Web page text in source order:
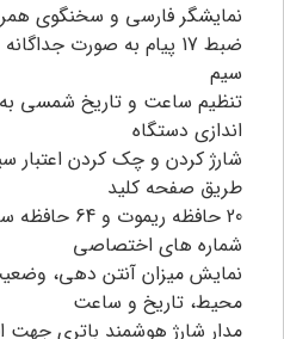
نمایشگر فارسی و سخنگوی
ضبط 17 پیام به صورت
سیم
تنظیم ساعت و تاریخ شمسی
اندازی دستگاه
شارژ کردن و چک کردن اعتبار
طریق صفحه کلید
20 حافظه
شماره های اختصاصی
نمایش میزان آنتن دهی،
محیط، تاریخ و ساعت
مدار شارژ هوشمند باتری جهت